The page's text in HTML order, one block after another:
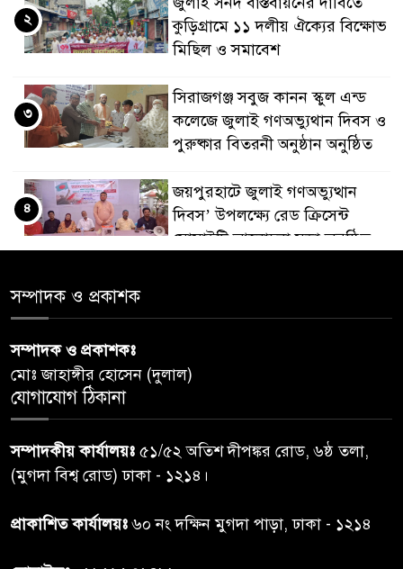
কুড়িগ্রামে ১১ দলীয় ঐক্যের বিক্ষোভ
মিছিল ও সমাবেশ
২
সিরাজগঞ্জ সবুজ কানন স্কুল এন্ড
কলেজে জুলাই গণঅভ্যুথান দিবস ও
পুরুষ্কার বিতরনী অনুষ্ঠান অনুষ্ঠিত
৩
জয়পুরহাটে জুলাই গণঅভ্যুত্থান
দিবস’ উপলক্ষ্যে রেড ক্রিসেন্ট
সোসাইটি আলোচনা সভা অনুষ্ঠিত
৪
দিবস-২০২৬’।
৫
মাঝে ১৩ লক্ষ ১৫ হাজার টাকা
বিতরণ
৬
বান্দরবানে বন্যায় ক্ষতিগ্রস্তদের
সম্পাদক ও প্রকাশক
সম্পাদক ও প্রকাশকঃ
মোঃ জাহাঙ্গীর হোসেন (দুলাল)
যোগাযোগ ঠিকানা
সম্পাদকীয় কার্যালয়ঃ ৫১/৫২ অতিশ দীপঙ্কর রোড, ৬ষ্ঠ তলা,
(মুগদা বিশ্ব রোড) ঢাকা - ১২১৪।
প্রাকাশিত কার্যালয়ঃ৬০ নং দক্ষিন মুগদা পাড়া, ঢাকা - ১২১৪